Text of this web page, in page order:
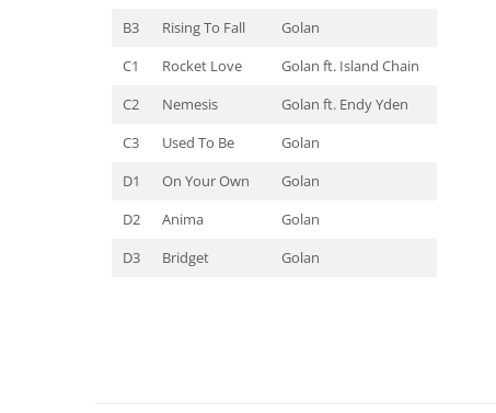
B3
Rising To Fall
Golan
C1
Rocket Love
Golan ft. Island Chain
C2
Nemesis
Golan ft. Endy Yden
C3
Used To Be
Golan
D1
On Your Own
Golan
D2
Anima
Golan
D3
Bridget Golan